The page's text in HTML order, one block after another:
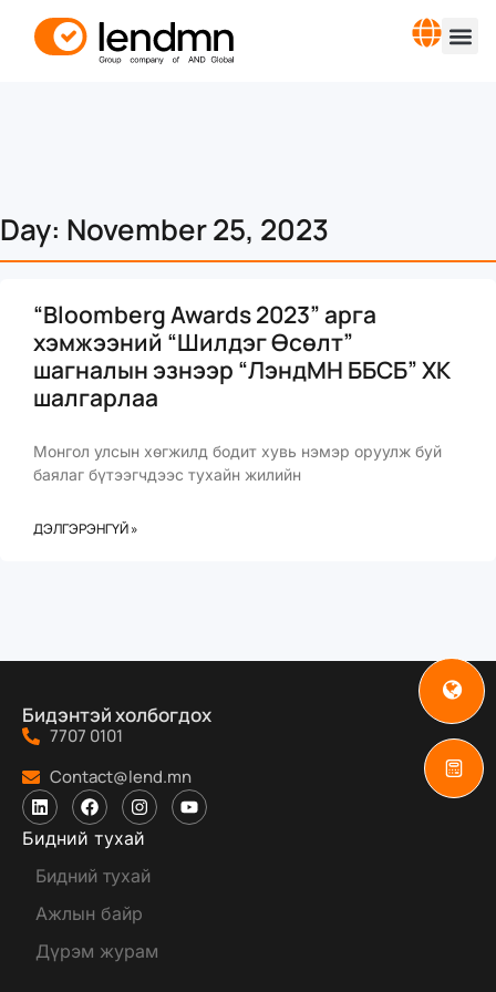
Day: November 25, 2023
“Bloomberg Awards 2023” арга
хэмжээний “Шилдэг Өсөлт”
шагналын эзнээр “ЛэндМН ББСБ” ХК
шалгарлаа
Монгол улсын хөгжилд бодит хувь нэмэр оруулж буй
баялаг бүтээгчдээс тухайн жилийн
ДЭЛГЭРЭНГҮЙ »
Бидэнтэй холбогдох
7707 0101
Contact@lend.mn
Бидний тухай
Бидний тухай
Ажлын байр
Дүрэм журам